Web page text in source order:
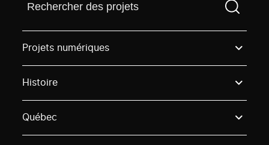
Trouvez un projetVous devez saisir un terme de
Projets numériques
Histoire
Québec